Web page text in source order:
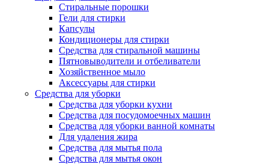
Стиральные порошки
Гели для стирки
Капсулы
Кондиционеры для стирки
Средства для стиральной машины
Пятновыводители и отбеливатели
Хозяйственное мыло
Аксессуары для стирки
Средства для уборки
Средства для уборки кухни
Средства для посудомоечных машин
Средства для уборки ванной комнаты
Для удаления жира
Средства для мытья пола
Средства для мытья окон